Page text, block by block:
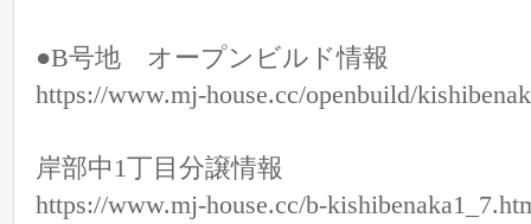
●B号地 オープンビルド情報
https://www.mj-house.cc/openbuild/
岸部中1丁目分譲情報
https://www.mj-house.cc/b-